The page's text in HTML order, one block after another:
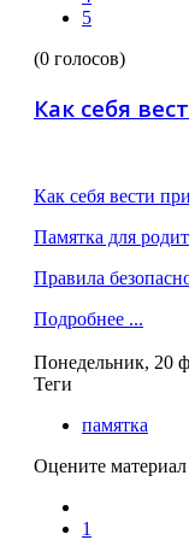
5
(0 голосов)
Как себя
Как себя вести
Памятка для
Правила
Подробнее ...
Понедельник, 20
Теги
памятка
Оцените материал
1